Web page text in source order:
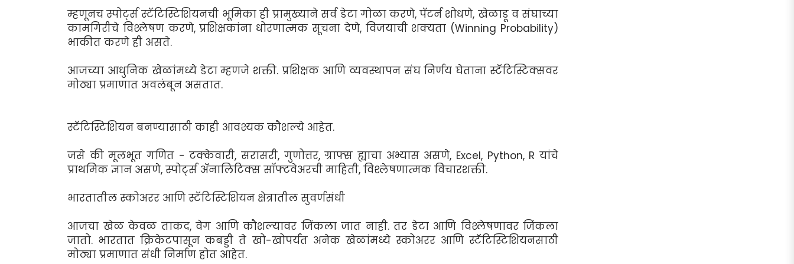
म्हणूनच स्पोर्ट्स स्टॅटिस्टिशियनची भूमिका ही प्रामुख्याने सर्व डेटा गोळा करणे, पॅटर्न शोधणे, खेळाडू व संघाच्या
कामगिरीचे विश्लेषण करणे, प्रशिक्षकांना धोरणात्मक सूचना देणे, विजयाची शक्यता (Winning Probability)
भाकीत करणे ही असते.
आजच्या आधुनिक खेळांमध्ये डेटा म्हणजे शक्ती. प्रशिक्षक आणि व्यवस्थापन संघ निर्णय घेताना स्टॅटिस्टिक्सवर
मोठ्या प्रमाणात अवलंबून असतात.
स्टॅटिस्टिशियन बनण्यासाठी काही आवश्यक कौशल्ये आहेत.
जसे की मूलभूत गणित - टक्केवारी, सरासरी, गुणोत्तर, ग्राफ्स ह्याचा अभ्यास असणे, Excel, Python, R यांचे
प्राथमिक ज्ञान असणे, स्पोर्ट्स अ‍ॅनालिटिक्स सॉफ्टवेअरची माहिती, विश्लेषणात्मक विचारशक्ती.
भारतातील स्कोअरर आणि स्टॅटिस्टिशियन क्षेत्रातील सुवर्णसंधी
आजचा खेळ केवळ ताकद, वेग आणि कौशल्यावर जिंकला जात नाही. तर डेटा आणि विश्लेषणावर जिंकला
जातो. भारतात क्रिकेटपासून कबड्डी ते खो-खोपर्यंत अनेक खेळांमध्ये स्कोअरर आणि स्टॅटिस्टिशियनसाठी
मोठ्या प्रमाणात संधी निर्माण होत आहेत.